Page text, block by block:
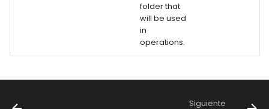
folder that
will be used
in
operations.
Siguiente